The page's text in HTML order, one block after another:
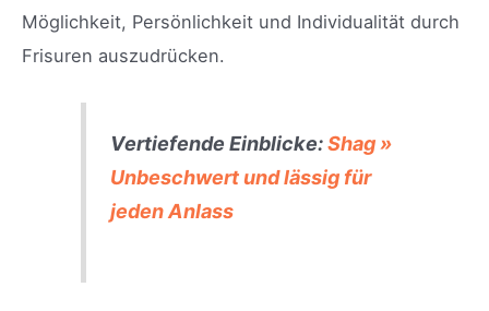
Möglichkeit, Persönlichkeit und Individualität durch
Frisuren auszudrücken.
Vertiefende Einblicke:Shag »
Unbeschwert und lässig für
jeden Anlass